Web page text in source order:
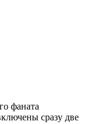
фаната
сразу две